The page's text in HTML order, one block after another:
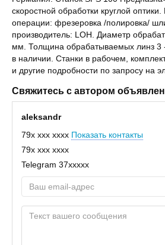
скоростной обработки круглой
операции: фрезеровка /полировка/
производитель: LOH. Диаметр
мм. Толщина обрабатываемых линз 3
в наличии. Станки в рабочем,
и другие подробности по запросу на
Свяжитесь с автором
aleksandr
79x xxx xxxx Показать контакты
79x xxx xxxx
Telegram 37xxxxx